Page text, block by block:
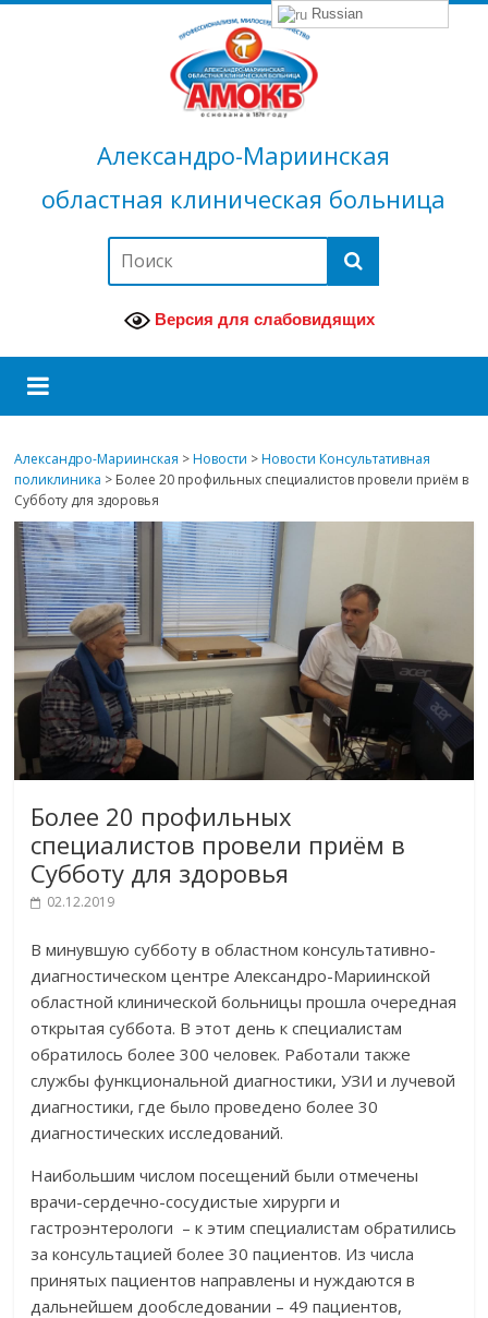
Александро-Мариинская
областная клиническая больница
Версия для слабовидящих
Александро-Мариинская >Новости >Новости Консультативная
поликлиника > Более 20 профильных специалистов провели приём в
Субботу для здоровья
Более 20 профильных
специалистов провели приём в
Субботу для здоровья
02.12.2019
В минувшую субботу в областном консультативно-
диагностическом центре Александро-Мариинской
областной клинической больницы прошла очередная
открытая суббота. В этот день к специалистам
обратилось более 300 человек. Работали также
службы функциональной диагностики, УЗИ и лучевой
диагностики, где было проведено более 30
диагностических исследований.
Наибольшим числом посещений были отмечены
врачи-сердечно-сосудистые хирурги и
гастроэнтерологи – к этим специалистам обратились
за консультацией более 30 пациентов. Из числа
принятых пациентов направлены и нуждаются в
дальнейшем дообследовании – 49 пациентов,
Russian